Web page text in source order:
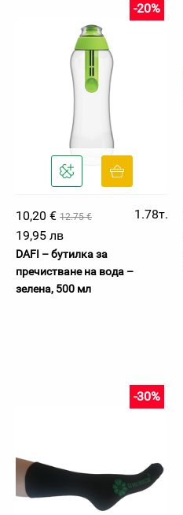
10,20 € 12.75 €
-20%
1.78т.
19,95 лв
DAFI – бутилка за
пречистване на вода –
зелена, 500 мл
-30%